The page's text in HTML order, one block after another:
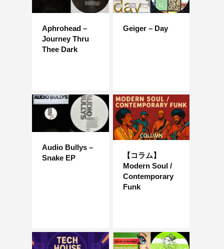
Aphrohead –
Journey Thru
Thee Dark
Geiger – Day
Audio Bullys –
Snake EP
【コラム】
Modern Soul /
Contemporary
Funk